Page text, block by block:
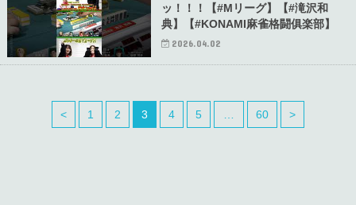
ッ！！！【#Mリーグ】【#滝沢和
典】【#KONAMI麻雀格闘俱楽部】
2026.04.02
< 1 2 3 4 5 … 60 >